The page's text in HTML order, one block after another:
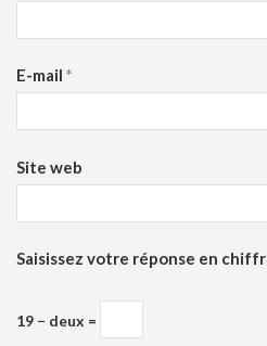
E-mail *
Site web
Saisissez votre réponse en
19 − deux =